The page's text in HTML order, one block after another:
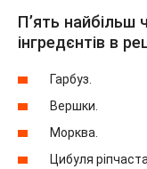
П’ять найбільш
інгредєнтів в
Гарбуз.
Вершки.
Морква.
Цибуля